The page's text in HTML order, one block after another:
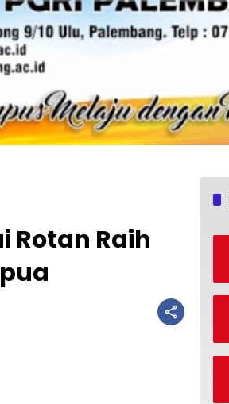
Rotan Raih